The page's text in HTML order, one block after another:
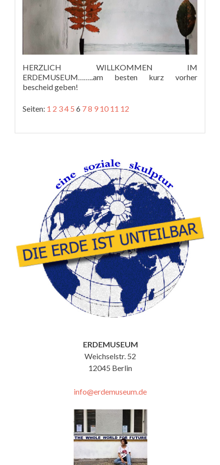
HERZLICH WILLKOMMEN IM
ERDEMUSEUM……..am besten kurz vorher
bescheid geben!
Seiten: 1 2 34 5 6 78 9 10 11 12
ERDEMUSEUM
Weichselstr. 52
12045 Berlin
info@erdemuseum.de